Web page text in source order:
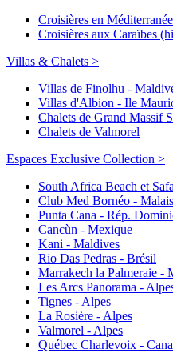
Croisières en
Croisières aux Caraïbes
Villas & Chalets >
Villas de Finolhu -
Villas d'Albion - Ile
Chalets de Grand Massif
Chalets de Valmorel
Espaces Exclusive Collection >
South Africa Beach et
Club Med Bornéo -
Punta Cana - Rép.
Cancùn - Mexique
Kani - Maldives
Rio Das Pedras - Brésil
Marrakech la Palmeraie -
Les Arcs Panorama -
Tignes - Alpes
La Rosière - Alpes
Valmorel - Alpes
Québec Charlevoix -